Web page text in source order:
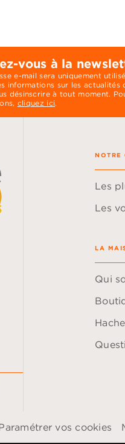
vous à la
e-mail sera uniquement
informations sur les actualités
désinscrire à tout moment.
cliquez ici.
NOTRE
Les
Les
LA
Qui
vos cookies